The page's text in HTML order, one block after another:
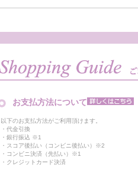
お支払方法について
以下のお支払方法がご利用頂けます。
・代金引換
・銀行振込 ※1
・スコア後払い（コンビニ後払い）※2
・コンビニ決済（先払い）※1
・クレジットカード決済